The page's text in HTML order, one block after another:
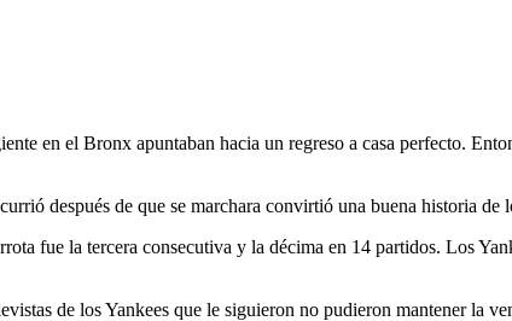
en el Bronx apuntaban hacia un regreso a casa perfecto.
después de que se marchara convirtió una buena historia de
fue la tercera consecutiva y la décima en 14 partidos. Los
de los Yankees que le siguieron no pudieron mantener la